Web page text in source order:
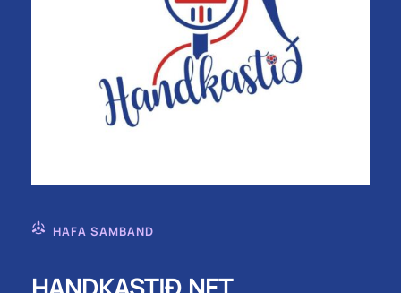
HAFA SAMBAND